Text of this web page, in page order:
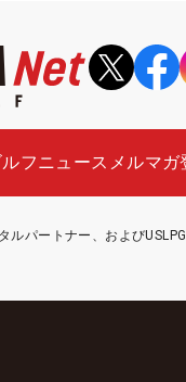
フニュース メルマ
パートナー、および